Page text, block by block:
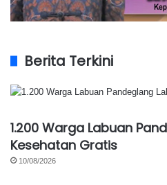
Berita Terkini
1.200 Warga Labuan
Kesehatan Gratis
10/08/2026